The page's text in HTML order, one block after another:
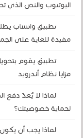
اليوتيوب والنص الذي
تطبيق واتساب
مفيدة للغاية على
مزايا نظام أندرويد
لحماية خصوصيتك؟